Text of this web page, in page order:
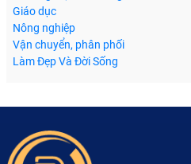
Giáo dục
Nông nghiệp
Vận chuyển, phân phối
Làm Đẹp Và Đời Sống